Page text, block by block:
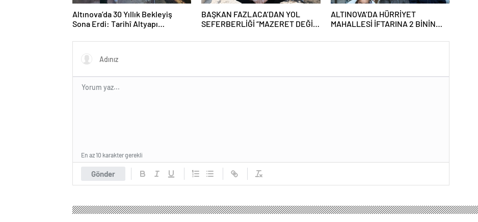
Altınova’da 30 Yıllık Bekleyiş
Sona Erdi: Tarihî Altyapı
BAŞKAN FAZLACA’DAN YOL
SEFERBERLİĞİ “MAZERET DEĞİL,
ALTINOVA’DA HÜRRİYET
MAHALLESİ İFTARINA 2 BİNİN
Gönder
En az 10 karakter gerekli